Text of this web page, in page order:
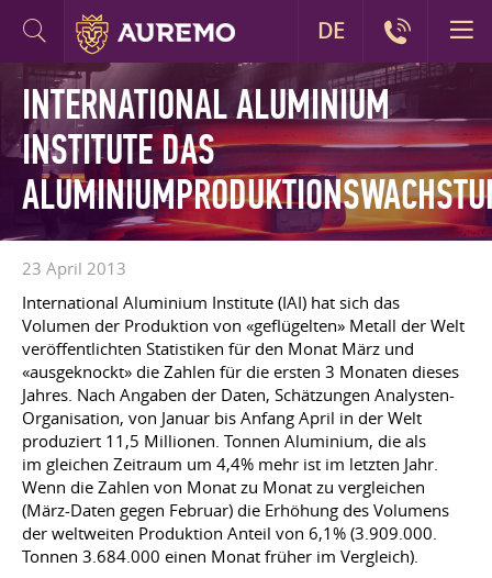
INTERNATIONAL ALUMINIUM
INSTITUTE DAS
23 April 2013
International Aluminium Institute (IAI) hat sich das
Volumen der Produktion von «geflügelten» Metall der Welt
veröffentlichten Statistiken für den Monat März und
«ausgeknockt» die Zahlen für die ersten 3 Monaten dieses
Jahres. Nach Angaben der Daten, Schätzungen Analysten-
Organisation, von Januar bis Anfang April in der Welt
produziert 11,5 Millionen. Tonnen Aluminium, die als
im gleichen Zeitraum um 4,4% mehr ist im letzten Jahr.
Wenn die Zahlen von Monat zu Monat zu vergleichen
(März-Daten gegen Februar) die Erhöhung des Volumens
der weltweiten Produktion Anteil von 6,1% (3.909.000.
Tonnen 3.684.000 einen Monat früher im Vergleich).
DE